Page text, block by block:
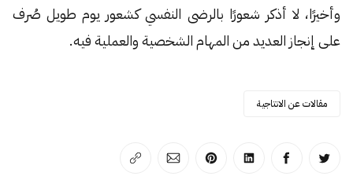
وأخيرًا، لا أذكر شعورًا بالرضى النفسي كشعور يوم طويل صُرف
على إنجاز العديد من المهام الشخصية والعملية فيه.
مقالات عن الانتاجية
انشر على تويترانشر على الفيسبوك
انشر على لينكد إن
انشر على بينترست
انشر على الإيميل
انسخ الرابط